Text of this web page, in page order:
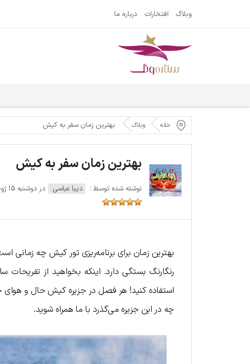
وبلاگ افتخارات درباره ما
خانه وبلاگ بهترین زمان سفر به کیش
بهترین زمان سفر به کیش
نوشته شده توسط : دیبا عباسی در دوشنبه 15 ژوئن 2020
بهترین زمان برای برنامه‌ریزی تور کیش چه زمانی
رنگارنگ بستگی دارد. اینکه بخواهید از تفریحات
استفاده کنید! هر فصل در جزیره کیش حال و
چه در این جزیره می‌گذرد با ما همراه شوید.